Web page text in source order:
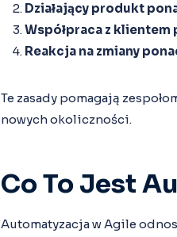
Działający produkt
Współpraca z
Reakcja na zmiany
Te zasady pomagają
nowych okoliczności.
Co To Jest
Automatyzacja w Agile